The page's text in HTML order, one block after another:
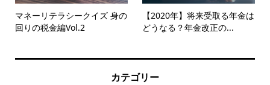
マネーリテラシークイズ 身の
回りの税金編Vol.2
【2020年】将来受取る年金は
どうなる？年金改正の...
カテゴリー